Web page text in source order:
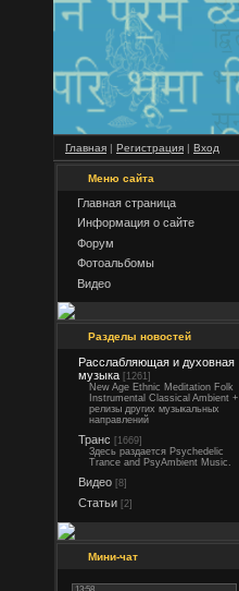
Главная | Регистрация | Вход
Меню сайта
Главная страница
Информация о сайте
Форум
Фотоальбомы
Видео
Разделы новостей
Расслабляющая и духовная
музыка [1261]
New Age Ethnic Meditation Folk
Instrumental Classical Ambient +
релизы других музыкальных
направлений
Транс [1669]
Здесь раздается Psychedelic
Trance and PsyAmbient Music.
Видео [8]
Статьи [2]
Мини-чат